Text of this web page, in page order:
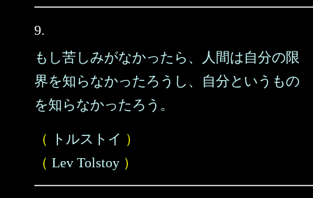
9.
もし苦しみがなかったら、人間は自分の限
界を知らなかったろうし、自分というもの
を知らなかったろう。
（ トルストイ ）
（ Lev Tolstoy ）